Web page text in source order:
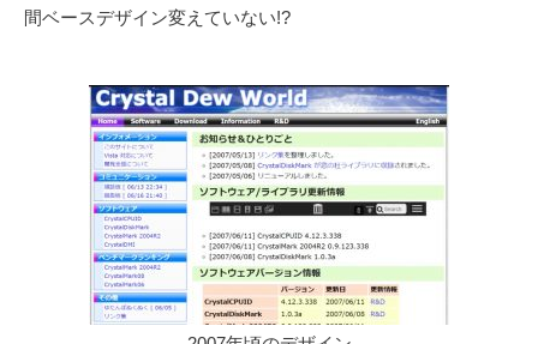
間ベースデザイン変えていない!?